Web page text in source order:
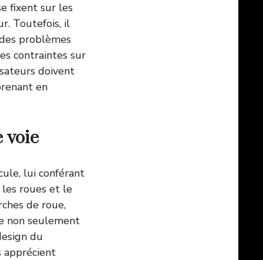
fixent sur les
Toutefois, il
problèmes
contraintes sur
doivent
en
voie
lui conférant
roues et le
de roue,
non seulement
du
apprécient